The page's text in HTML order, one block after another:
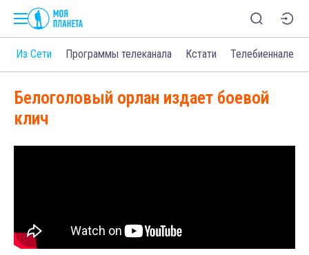
Из Сети Программы телеканала Кстати Телебиеннале
Белоголовый орлан издает боевой
клич